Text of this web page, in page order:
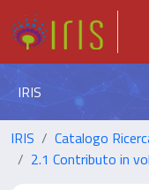
IRIS
IRIS Catalogo
2.1 Contributo in